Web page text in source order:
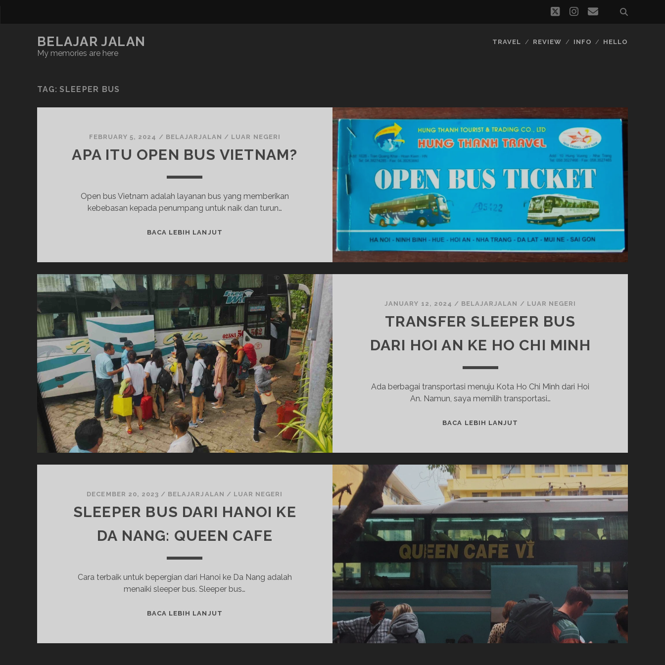
twitterinstagram
email
BELAJAR JALAN
My memories are here
TRAVEL REVIEW INFO HELLO
TAG:SLEEPER BUS
FEBRUARY 5, 2024 / BELAJARJALAN / LUAR NEGERI
APA ITU OPEN BUS VIETNAM?
Open bus Vietnam adalah layanan bus yang memberikan
kebebasan kepada penumpang untuk naik dan turun…
BACA LEBIH LANJUT
VIETNAM?
JANUARY 12, 2024 / BELAJARJALAN / LUAR NEGERI
TRANSFER SLEEPER BUS
DARI HOI AN KE HO CHI MINH
Ada berbagai transportasi menuju Kota Ho Chi Minh dari Hoi
An. Namun, saya memilih transportasi…
BACA LEBIH LANJUT
HOI
KE
CHI
MINH
DECEMBER 20, 2023 / BELAJARJALAN / LUAR NEGERI
SLEEPER BUS DARI HANOI KE
DA NANG: QUEEN CAFE
Cara terbaik untuk bepergian dari Hanoi ke Da Nang adalah
menaiki sleeper bus. Sleeper bus…
BACA LEBIH LANJUT